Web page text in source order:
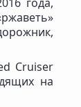
Cruiser
на